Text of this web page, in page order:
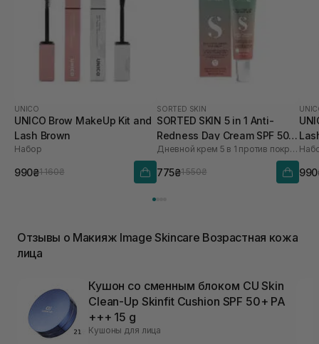
UNICO
UNICO Brow MakeUp Kit and
Lash Brown
Набор
990₴1 160₴
SORTED SKIN
SORTED SKIN 5 in 1 Anti-
Redness Day Cream SPF 50
30 мл
Дневной крем 5 в 1 против покраснения
775₴1 550₴
Отзывы о Макияж Image Skincare Возрастная кожа
лица
Кушон со сменным блоком CU Skin
Clean-Up Skinfit Cushion SPF 50+ PA
+++ 15 g
Кушоны для лица